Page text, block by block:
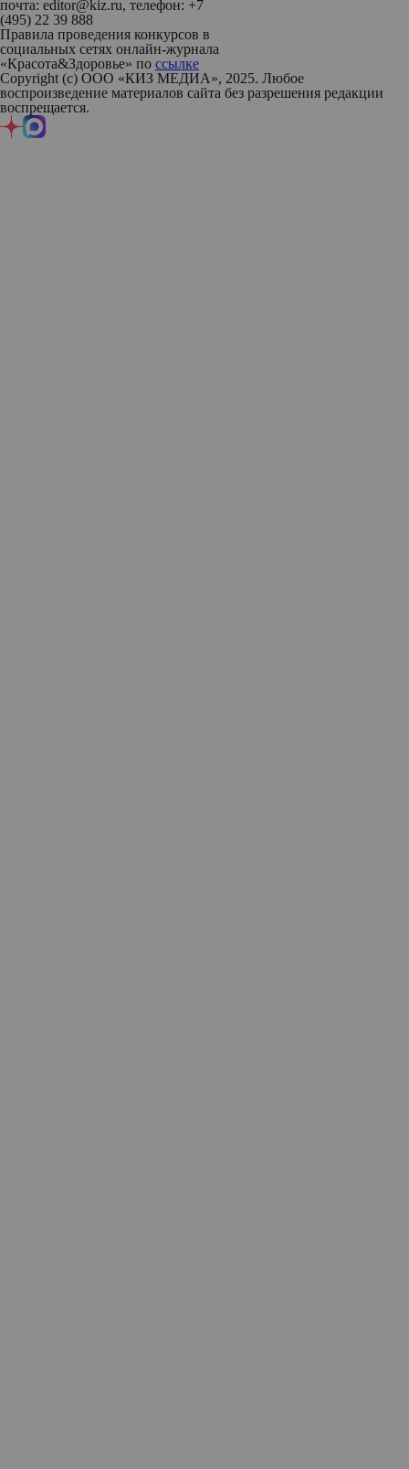
почта: editor@kiz.ru, телефон: +7
(495) 22 39 888
Правила проведения конкурсов в
социальных сетях онлайн-журнала
«Красота&Здоровье» по ссылке
Copyright (с) ООО «КИЗ МЕДИА», 2025. Любое
воспроизведение материалов сайта без разрешения редакции
воспрещается.